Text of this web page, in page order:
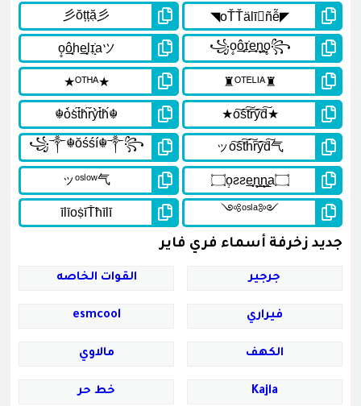
جديد زخرفة أسماء فري فاير
جرجير القوات الخاصه
فيراري esmcool
الكهف مالاوي
Kajla خط حر